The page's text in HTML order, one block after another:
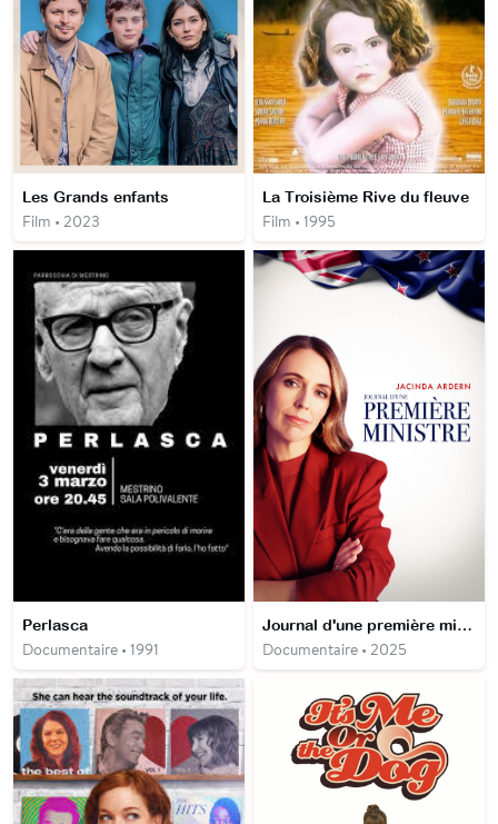
Les Grands enfants
Film • 2023
La Troisième Rive du fleuve
Film • 1995
Perlasca
Documentaire • 1991
Journal d'une première ministre
Documentaire • 2025